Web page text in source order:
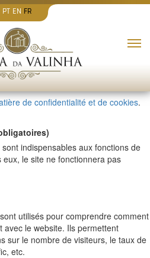
en matière de
nécessaires, analytiques et
bonne expérience de navigation et
de confidentialité et de cookies.
indispensables aux fonctions de
le site ne fonctionnera pas
utilisés pour comprendre comment
avec le website. Ils permettent
sur le nombre de visiteurs, le taux de
etc.
PT EN FR